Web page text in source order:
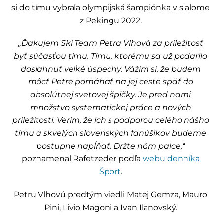
si do tímu vybrala olympijská šampiónka v slalome
z Pekingu 2022.
„Ďakujem Ski Team Petra Vlhová za príležitosť
byť súčasťou tímu. Tímu, ktorému sa už podarilo
dosiahnuť veľké úspechy. Vážim si, že budem
môcť Petre pomáhať na jej ceste späť do
absolútnej svetovej špičky. Je pred nami
množstvo systematickej práce a nových
príležitosti. Verím, že ich s podporou celého nášho
tímu a skvelých slovenských fanúšikov budeme
postupne napĺňať. Držte nám palce,“
poznamenal Rafetzeder podľa webu denníka
Šport.
Petru Vlhovú predtým viedli Matej Gemza, Mauro
Pini, Livio Magoni a Ivan Iľanovský.